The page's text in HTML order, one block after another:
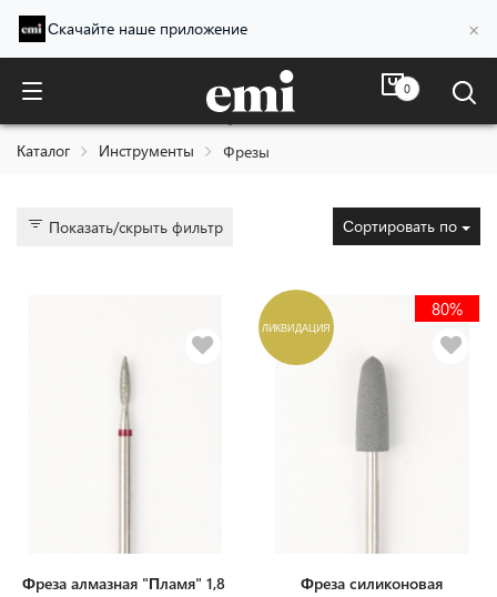
Скачайте наше приложение ×
0
Фрезы
Каталог Инструменты Фрезы
Показать/скрыть фильтр Сортировать по
Фреза алмазная "Пламя" 1,8
ЛИКВИДАЦИЯ
80%
Фреза силиконовая